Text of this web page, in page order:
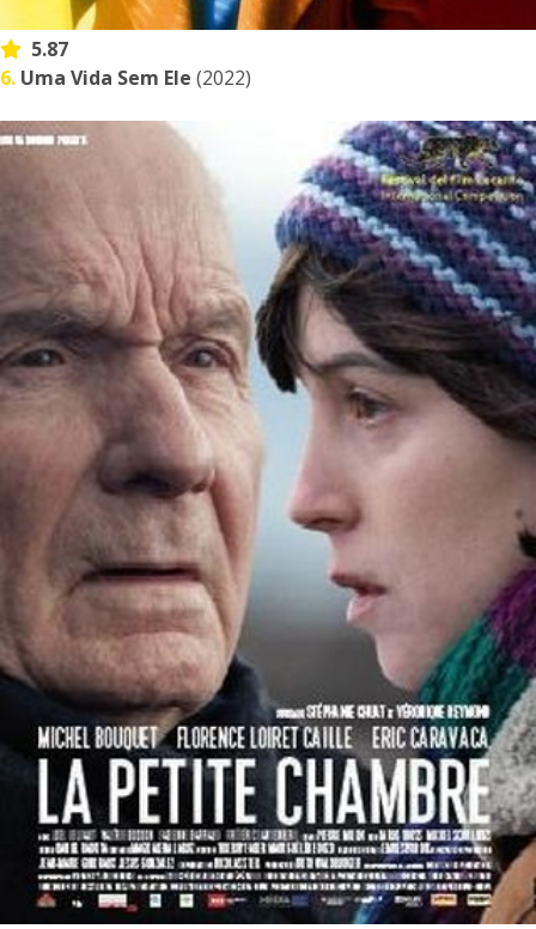
5.87
6. Uma Vida Sem Ele (2022)